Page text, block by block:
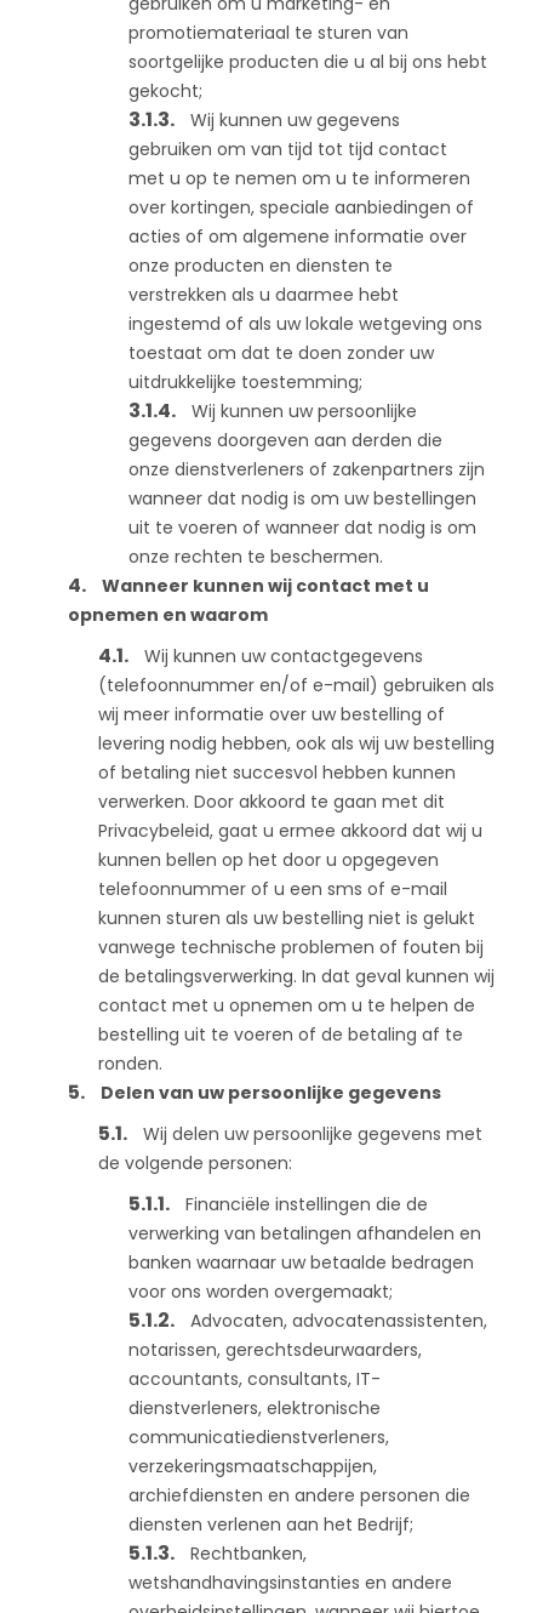
promotiemateriaal te sturen van
soortgelijke producten die u al bij ons hebt
gekocht;
Wij kunnen uw gegevens
gebruiken om van tijd tot tijd contact
met u op te nemen om u te informeren
over kortingen, speciale aanbiedingen of
acties of om algemene informatie over
onze producten en diensten te
verstrekken als u daarmee hebt
ingestemd of als uw lokale wetgeving ons
toestaat om dat te doen zonder uw
uitdrukkelijke toestemming;
Wij kunnen uw persoonlijke
gegevens doorgeven aan derden die
onze dienstverleners of zakenpartners zijn
wanneer dat nodig is om uw bestellingen
uit te voeren of wanneer dat nodig is om
onze rechten te beschermen.
Wanneer kunnen wij contact met u
opnemen en waarom
Wij kunnen uw contactgegevens
(telefoonnummer en/of e-mail) gebruiken als
wij meer informatie over uw bestelling of
levering nodig hebben, ook als wij uw bestelling
of betaling niet succesvol hebben kunnen
verwerken. Door akkoord te gaan met dit
Privacybeleid, gaat u ermee akkoord dat wij u
kunnen bellen op het door u opgegeven
telefoonnummer of u een sms of e-mail
kunnen sturen als uw bestelling niet is gelukt
vanwege technische problemen of fouten bij
de betalingsverwerking. In dat geval kunnen wij
contact met u opnemen om u te helpen de
bestelling uit te voeren of de betaling af te
ronden.
Delen van uw persoonlijke gegevens
Wij delen uw persoonlijke gegevens met
de volgende personen:
Financiële instellingen die de
verwerking van betalingen afhandelen en
banken waarnaar uw betaalde bedragen
voor ons worden overgemaakt;
Advocaten, advocatenassistenten,
notarissen, gerechtsdeurwaarders,
accountants, consultants, IT-
dienstverleners, elektronische
communicatiedienstverleners,
verzekeringsmaatschappijen,
archiefdiensten en andere personen die
diensten verlenen aan het Bedrijf;
Rechtbanken,
wetshandhavingsinstanties en andere